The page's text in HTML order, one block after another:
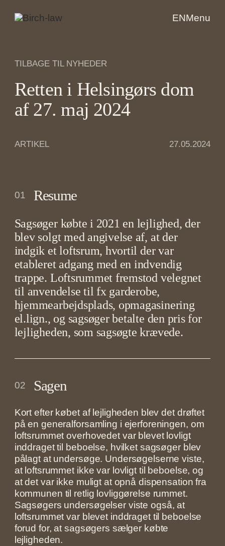
ENMenu
TILBAGE TIL NYHEDER
Retten i Helsingørs dom
af 27. maj 2024
ARTIKEL 27.05.2024
01 Resume
Sagsøger købte i 2021 en lejlighed, der
blev solgt med angivelse af, at der
indgik et loftsrum, hvortil der var
etableret adgang med en indvendig
trappe. Loftsrummet fremstod velegnet
til anvendelse til fx garderobe,
hjemmearbejdsplads, opmagasinering
el.lign., og sagsøger betalte den pris for
lejligheden, som sagsøgte krævede.
02 Sagen
Kort efter købet af lejligheden blev det drøftet
på en generalforsamling i ejerforeningen, om
loftsrummet overhovedet var blevet lovligt
inddraget til beboelse, hvilket sagsøger blev
pålagt at undersøge. Undersøgelserne viste,
at loftsrummet ikke var lovligt til beboelse, og
at det var ikke muligt at opnå dispensation fra
kommunen til retlig lovliggørelse rummet.
Sagsøgers undersøgelser viste også, at
loftsrummet var blevet inddraget til beboelse
forud for, at sagsøgers sælger købte
lejligheden.